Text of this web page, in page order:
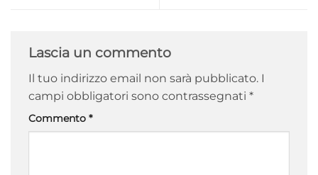
Lascia un commento
Il tuo indirizzo email non sarà pubblicato. I
campi obbligatori sono contrassegnati *
Commento *